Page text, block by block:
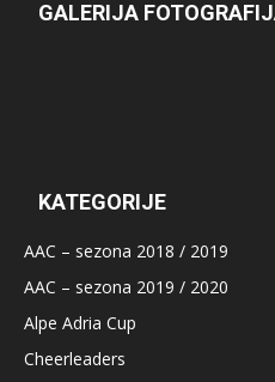
GALERIJA
KATEGORIJE
AAC – sezona 2018 / 2019
AAC – sezona 2019 / 2020
Alpe Adria Cup
Cheerleaders